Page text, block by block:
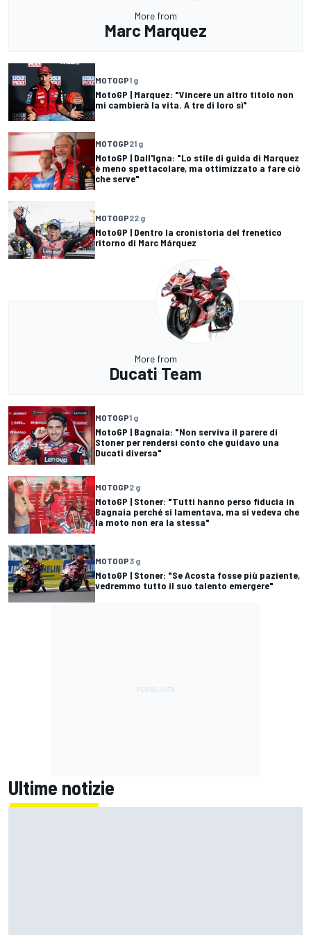
More from
Marc Marquez
MOTOGP1 g
MotoGP | Marquez: "Vincere un altro titolo non
mi cambierà la vita. A tre di loro sì"
MOTOGP21 g
MotoGP | Dall'Igna: "Lo stile di guida di Marquez
è meno spettacolare, ma ottimizzato a fare ciò
che serve"
MOTOGP22 g
MotoGP | Dentro la cronistoria del frenetico
ritorno di Marc Márquez
More from
Ducati Team
MOTOGP1 g
MotoGP | Bagnaia: "Non serviva il parere di
Stoner per rendersi conto che guidavo una
Ducati diversa"
MOTOGP2 g
MotoGP | Stoner: "Tutti hanno perso fiducia in
Bagnaia perché si lamentava, ma si vedeva che
la moto non era la stessa"
MOTOGP3 g
MotoGP | Stoner: "Se Acosta fosse più paziente,
vedremmo tutto il suo talento emergere"
Ultime notizie